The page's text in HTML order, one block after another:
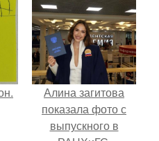
Алина загитова
показала фото с
выпускного в